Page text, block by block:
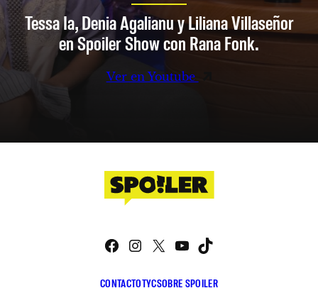
Tessa Ia, Denia Agalianu y Liliana Villaseñor
en Spoiler Show con Rana Fonk.
Ver en Youtube
CONTACTOTYCSOBRE SPOILER
Facebook
Instagram
X YouTube